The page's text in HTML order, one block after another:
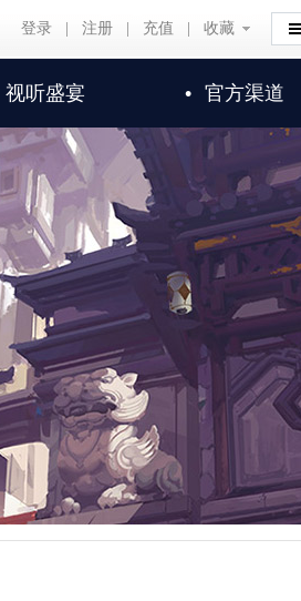
登录 注册 充值 收藏
收藏
视听盛宴 • 官方渠道